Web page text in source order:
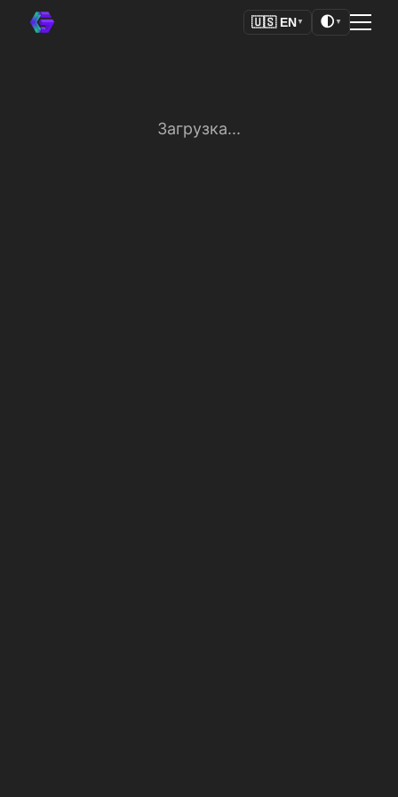
🇺🇸 EN ▼ 🌓 ▼
Загрузка...